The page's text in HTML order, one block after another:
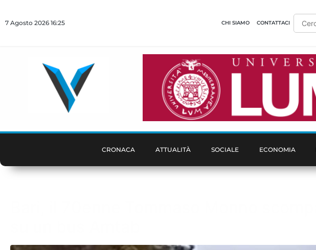
7 Agosto 2026 16:25 CHI SIAMO CONTATTACI
CRONACA ATTUALITÀ SOCIALE ECONOMIA